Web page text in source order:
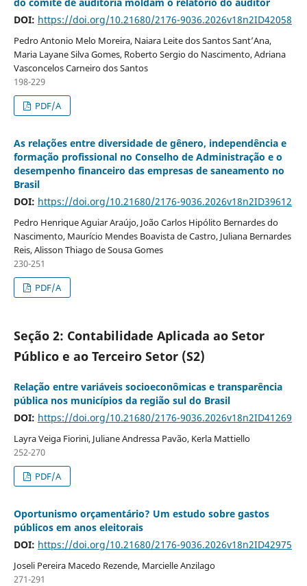
DOI: https://doi.org/10.21680/2176-9036.2026v18n2ID42058
Pedro Antonio Melo Moreira, Naiara Leite dos Santos Sant’Ana,
Maria Layane Silva Gomes, Roberto Sergio do Nascimento, Adriana
Vasconcelos Carneiro dos Santos
198-229
PDF/A
As relações entre diversidade de gênero, independência e
formação profissional no Conselho de Administração e o
desempenho financeiro das empresas de saneamento no
Brasil
DOI: https://doi.org/10.21680/2176-9036.2026v18n2ID39612
Pedro Henrique Aguiar Araújo, João Carlos Hipólito Bernardes do
Nascimento, Maurício Mendes Boavista de Castro, Juliana Bernardes
Reis, Alisson Thiago de Sousa Gomes
230-251
PDF/A
Seção 2: Contabilidade Aplicada ao Setor
Público e ao Terceiro Setor (S2)
Relação entre variáveis socioeconômicas e transparência
pública nos municípios da região sul do Brasil
DOI: https://doi.org/10.21680/2176-9036.2026v18n2ID41269
Layra Veiga Fiorini, Juliane Andressa Pavão, Kerla Mattiello
252-270
PDF/A
Oportunismo orçamentário? Um estudo sobre gastos
públicos em anos eleitorais
DOI: https://doi.org/10.21680/2176-9036.2026v18n2ID42975
Joseli Pereira Macedo Rezende, Marcielle Anzilago
271-291